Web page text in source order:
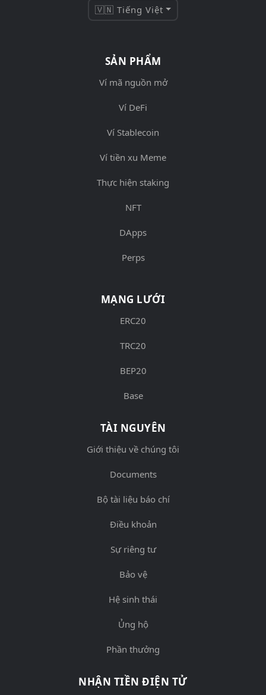
🇻🇳 Tiếng Việt
SẢN PHẨM
Ví mã nguồn mở
Ví DeFi
Ví Stablecoin
Ví tiền xu Meme
Thực hiện staking
NFT
DApps
Perps
MẠNG LƯỚI
ERC20
TRC20
BEP20
Base
TÀI NGUYÊN
Giới thiệu về chúng tôi
Documents
Bộ tài liệu báo chí
Điều khoản
Sự riêng tư
Bảo vệ
Hệ sinh thái
Ủng hộ
Phần thưởng
NHẬN TIỀN ĐIỆN TỬ